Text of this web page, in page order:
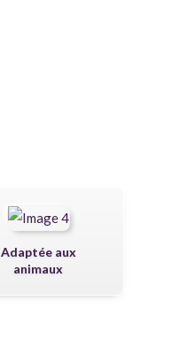
Adaptée aux
animaux